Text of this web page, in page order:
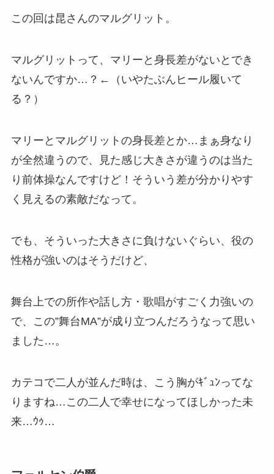
この回は昆さんのマルグリット。
マルグリットって、マリーと身長差がないとでき
ないんですか…？←（いやたぶんヒール履いて
る？）
マリーとマルグリットの身長差とか…まぁ身なり
が全然違うので、見た感じ大きさが違うのは当た
り前体操なんですけど！そういう差が分かりやす
く見えるの素敵だなって。
でも、そういった大きさに負けないぐらい、役の
性格が強いのはそうだけど、
舞台上での所作や話し方・歌唱がすごく力強いの
で、この”舞台MA”が成り立つんだろうなって思い
ました…。
カテコで二人が並んだ時は、こう胸がｷﾞｭﾝってな
りますね…この二人で幸せになってほしかった未
来…ｳｩ…